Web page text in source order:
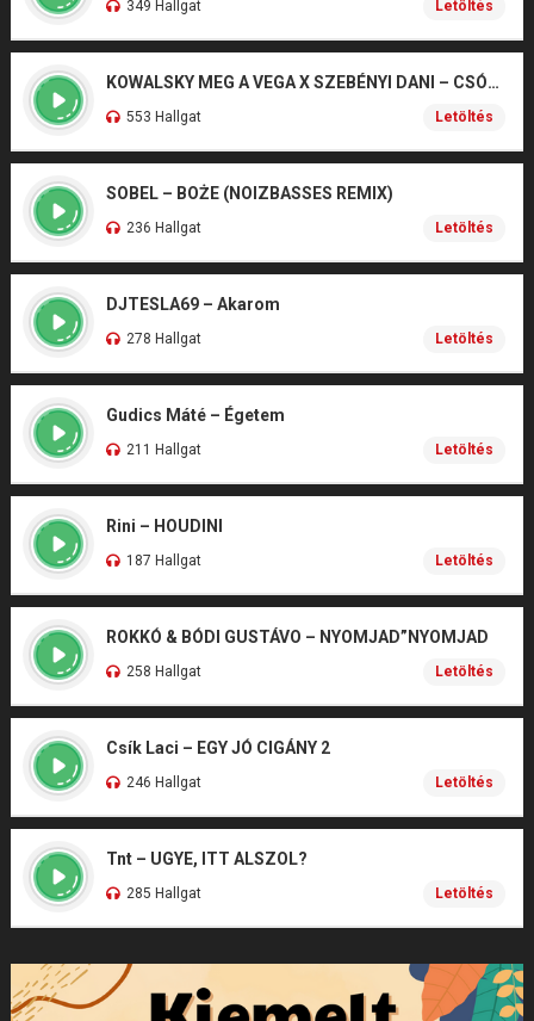
349 Hallgat Letöltés
KOWALSKY MEG A VEGA X SZEBÉNYI DANI – CSÓNAK
553 Hallgat Letöltés
SOBEL – BOŻE (NOIZBASSES REMIX)
236 Hallgat Letöltés
DJTESLA69 – Akarom
278 Hallgat Letöltés
Gudics Máté – Égetem
211 Hallgat Letöltés
Rini – HOUDINI
187 Hallgat Letöltés
ROKKÓ & BÓDI GUSTÁVO – NYOMJAD”NYOMJAD
258 Hallgat Letöltés
Csík Laci – EGY JÓ CIGÁNY 2
246 Hallgat Letöltés
Tnt – UGYE, ITT ALSZOL?
285 Hallgat Letöltés